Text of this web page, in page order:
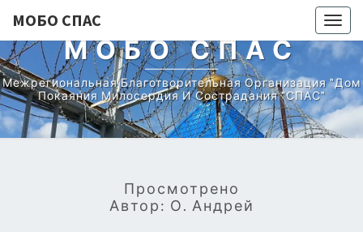
МОБО СПАС
МОБО СПАС
Межрегиональная Благотворительная Организация "Дом
Покаяния Милосердия И Сострадания "СПАС"
Просмотрено
Автор: О. Андрей